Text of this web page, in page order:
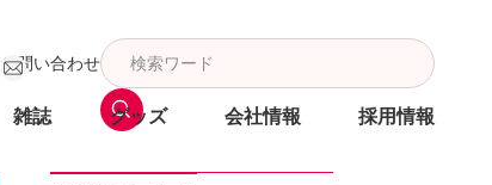
お問い合わせ
雑誌 グッズ 会社情報 採用情報